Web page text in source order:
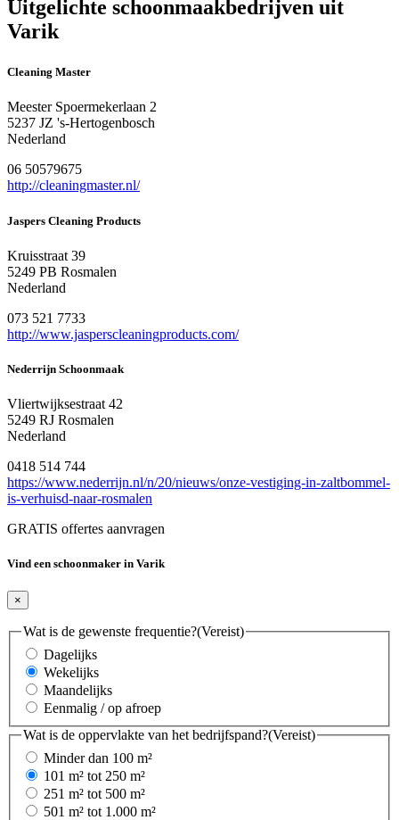
Uitgelichte schoonmaakbedrijven uit
Varik
Cleaning Master
Meester Spoermekerlaan 2
5237 JZ 's-Hertogenbosch
Nederland
06 50579675
http://cleaningmaster.nl/
Jaspers Cleaning Products
Kruisstraat 39
5249 PB Rosmalen
Nederland
073 521 7733
http://www.jasperscleaningproducts.com/
Nederrijn Schoonmaak
Vliertwijksestraat 42
5249 RJ Rosmalen
Nederland
0418 514 744
https://www.nederrijn.nl/n/20/nieuws/onze-vestiging-in-zaltbommel-
is-verhuisd-naar-rosmalen
GRATIS offertes aanvragen
Vind een schoonmaker in Varik
×
Wat is de gewenste frequentie?(Vereist)
Dagelijks
Wekelijks
Maandelijks
Eenmalig / op afroep
Wat is de oppervlakte van het bedrijfspand?(Vereist)
Minder dan 100 m²
101 m² tot 250 m²
251 m² tot 500 m²
501 m² tot 1.000 m²